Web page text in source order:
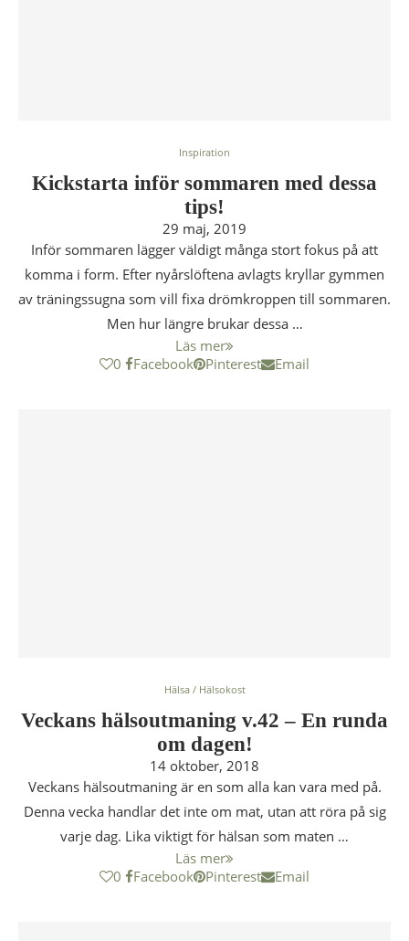
Inspiration
Kickstarta inför sommaren med dessa
tips!
29 maj, 2019
Inför sommaren lägger väldigt många stort fokus på att
komma i form. Efter nyårslöftena avlagts kryllar gymmen
av träningssugna som vill fixa drömkroppen till sommaren.
Men hur längre brukar dessa …
Läs mer
0
Facebook Pinterest Email
Hälsa / Hälsokost
Veckans hälsoutmaning v.42 – En runda
om dagen!
14 oktober, 2018
Veckans hälsoutmaning är en som alla kan vara med på.
Denna vecka handlar det inte om mat, utan att röra på sig
varje dag. Lika viktigt för hälsan som maten …
Läs mer
0
Facebook Pinterest Email